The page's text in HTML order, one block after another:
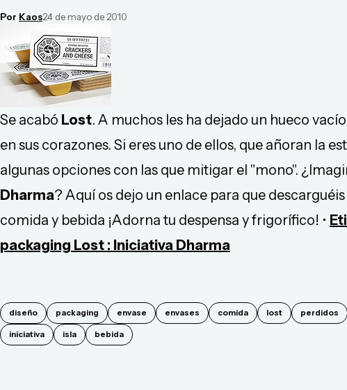
Por Kaos24 de mayo de 2010
Se acabó Lost. A muchos les ha dejado un hueco
en sus corazones. Si eres uno de ellos, que añoran la
algunas opciones con las que mitigar el "mono".
Dharma? Aquí os dejo un enlace para que
comida y bebida ¡Adorna tu despensa y frigorífico! •
packaging Lost : Iniciativa Dharma
diseño packaging envase envases comida lost perdidos
iniciativa isla bebida